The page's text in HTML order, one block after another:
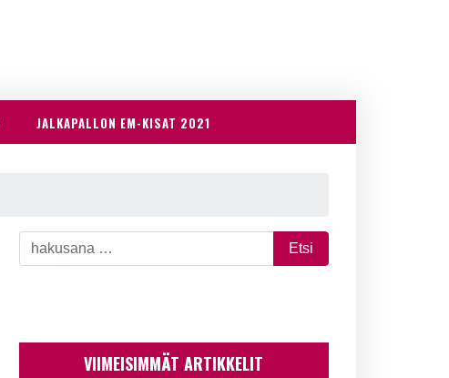
JALKAPALLON EM-KISAT 2021
VIIMEISIMMÄT ARTIKKELIT